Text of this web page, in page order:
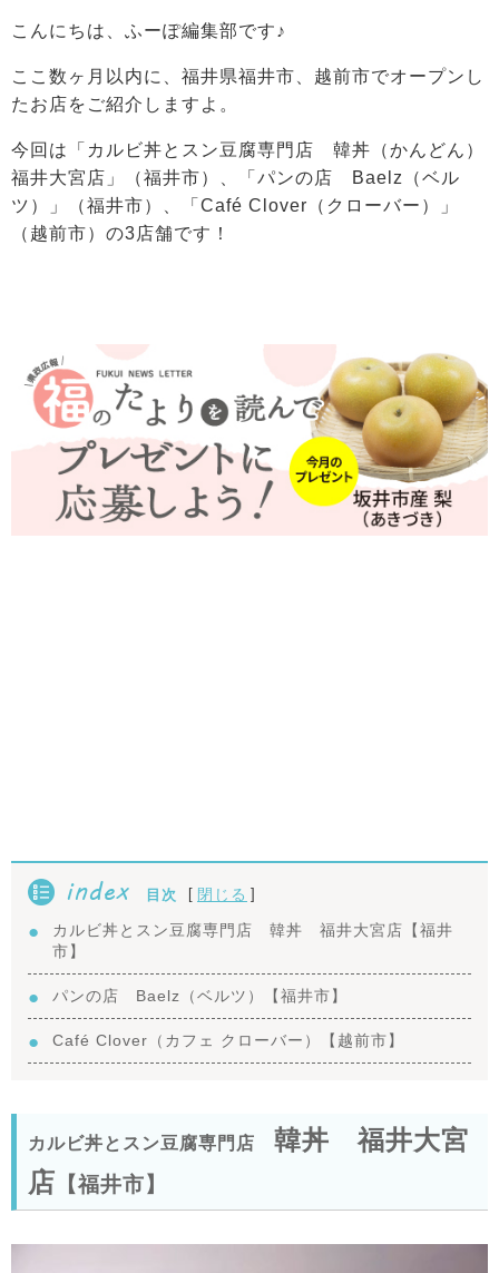
こんにちは、ふーぽ編集部です♪
ここ数ヶ月以内に、福井県福井市、越前市でオープンし
たお店をご紹介しますよ。
今回は
「カルビ丼とスン豆腐専門店 韓丼（かんどん）
福井大宮店」（福井市）、
「パンの店 Baelz（ベル
ツ）」（福井市）、「Café Clover（クローバー）」
（越前市） の3店舗です！
index 目次 [ 閉じる ]
カルビ丼とスン豆腐専門店 韓丼 福井大宮店【福井
市】
パンの店 Baelz（ベルツ）【福井市】
Café Clover（カフェ クローバー）【越前市】
カルビ丼とスン豆腐専門店 韓丼 福井大宮
店 【福井市】